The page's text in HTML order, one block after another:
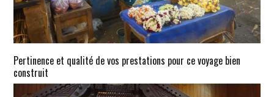
Pertinence et qualité de vos prestations pour ce voyage bien
construit